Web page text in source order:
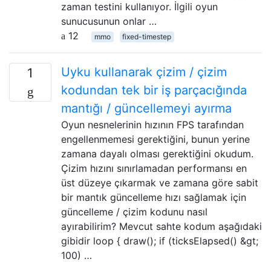
zaman testini kullanıyor. İlgili oyun
sunucusunun onlar …
12
mmo fixed-timestep
1
Uyku kullanarak çizim / çizim
kodundan tek bir iş parçacığında
mantığı / güncellemeyi ayırma
Oyun nesnelerinin hızının FPS tarafından
engellenmemesi gerektiğini, bunun yerine
zamana dayalı olması gerektiğini okudum.
Çizim hızını sınırlamadan performansı en
üst düzeye çıkarmak ve zamana göre sabit
bir mantık güncelleme hızı sağlamak için
güncelleme / çizim kodunu nasıl
ayırabilirim? Mevcut sahte kodum aşağıdaki
gibidir loop { draw(); if (ticksElapsed() &gt;
100) …